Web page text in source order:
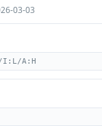
03-03
I:L/A:H